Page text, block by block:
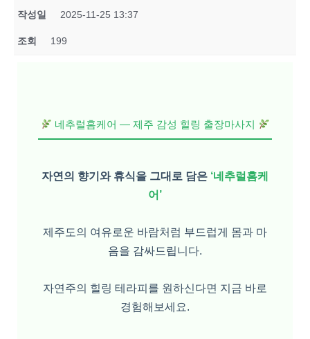
작성일 2025-11-25 13:37
조회 199
네추럴홈케어 — 제주 감성 힐링 출장마사지
자연의 향기와 휴식을 그대로 담은 ‘네추럴홈케
어’
제주도의 여유로운 바람처럼 부드럽게 몸과 마
음을 감싸드립니다.
자연주의 힐링 테라피를 원하신다면 지금 바로
경험해보세요.